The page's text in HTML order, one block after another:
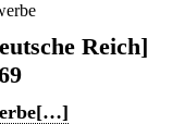
Reich]